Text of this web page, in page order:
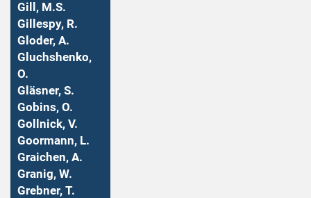
Gill, M.S.
Gillespy, R.
Gloder, A.
Gluchshenko,
O.
Gläsner, S.
Gobins, O.
Gollnick, V.
Goormann, L.
Graichen, A.
Granig, W.
Grebner, T.